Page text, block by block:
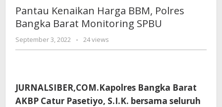
BBM,
Polres
Pantau Kenaikan Harga BBM, Polres
Bangka Barat Monitoring SPBU
September 3, 2022
by
Jurnalsiber
- 24 views
JURNALSIBER,COM.Kapolres Bangka Barat
AKBP Catur Pasetiyo, S.I.K. bersama seluruh